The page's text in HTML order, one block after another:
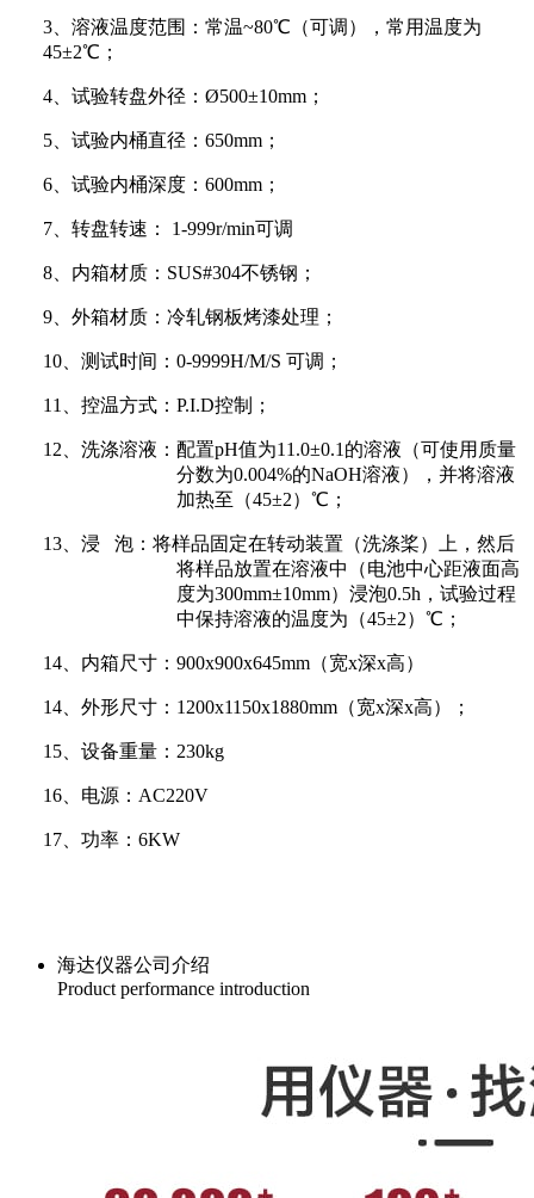
3、溶液温度范围：常温~80℃（可调），常用温度为
45±2℃；
4、试验转盘外径：Ø500±10mm；
5、试验内桶直径：650mm；
6、试验内桶深度：600mm；
7、转盘转速： 1-999r/min可调
8、内箱材质：SUS#304不锈钢；
9、外箱材质：冷轧钢板烤漆处理；
10、测试时间：0-9999H/M/S 可调；
11、控温方式：P.I.D控制；
12、洗涤溶液： 配置pH值为11.0±0.1的溶液（可使用质量
分数为0.004%的NaOH溶液），并将溶液
加热至（45±2）℃；
13、浸 泡：将样品固定在转动装置（洗涤桨）上，然后
将样品放置在溶液中（电池中心距液面高
度为300mm±10mm）浸泡0.5h，试验过程
中保持溶液的温度为（45±2）℃；
14、内箱尺寸：900x900x645mm（宽x深x高）
14、外形尺寸：1200x1150x1880mm（宽x深x高）；
15、设备重量：230kg
16、电源：AC220V
17、功率：6KW
海达仪器公司介绍
Product performance introduction